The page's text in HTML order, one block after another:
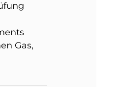
Gas,